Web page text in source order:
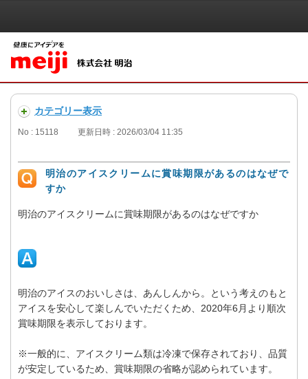
カテゴリー表示
No : 15118 更新日時 : 2026/03/04 11:35
明治のアイスクリームに賞味期限があるのはなぜで
すか
明治のアイスクリームに賞味期限があるのはなぜですか
明治のアイスのおいしさは、あんしんから。という考えのもと
アイスを安心して楽しんでいただくため、2020年6月より順次
賞味期限を表示しております。
※一般的に、アイスクリーム類は冷凍で保存されており、品質
が安定しているため、賞味期限の省略が認められています。